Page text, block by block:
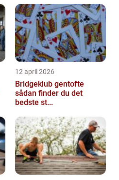
af lykke ...
12 april 2026
Bridgeklub gentofte
sådan finder du det
bedste st...